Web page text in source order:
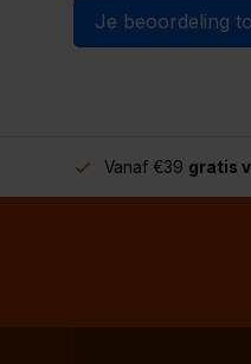
Je beoordeling
Vanaf €39 gratis